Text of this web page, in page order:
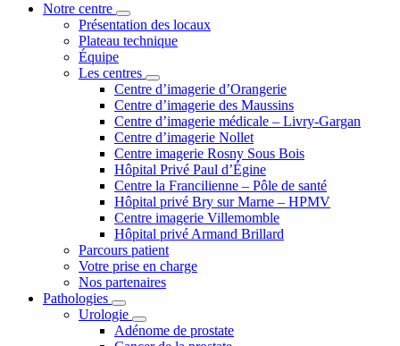
Notre centre
Présentation des locaux
Plateau technique
Équipe
Les centres
Centre d’imagerie d’Orangerie
Centre d’imagerie des Maussins
Centre d’imagerie médicale – Livry-Gargan
Centre d’imagerie Nollet
Centre imagerie Rosny Sous Bois
Hôpital Privé Paul d’Égine
Centre la Francilienne – Pôle de santé
Hôpital privé Bry sur Marne – HPMV
Centre imagerie Villemomble
Hôpital privé Armand Brillard
Parcours patient
Votre prise en charge
Nos partenaires
Pathologies
Urologie
Adénome de prostate